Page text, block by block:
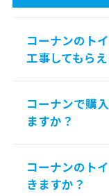
コーナンのト
工事してもら
コーナンで購
ますか？
コーナンのト
きますか？